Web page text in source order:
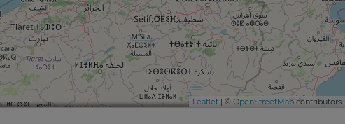
Leaflet | © OpenStreetMapcontributors